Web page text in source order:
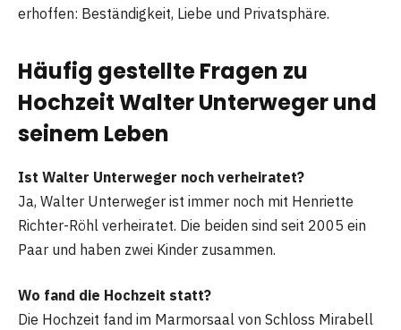
erhoffen: Beständigkeit, Liebe und Privatsphäre.
Häufig gestellte Fragen zu
Hochzeit Walter Unterweger und
seinem Leben
Ist Walter Unterweger noch verheiratet?
Ja, Walter Unterweger ist immer noch mit Henriette
Richter-Röhl verheiratet. Die beiden sind seit 2005 ein
Paar und haben zwei Kinder zusammen.
Wo fand die Hochzeit statt?
Die Hochzeit fand im Marmorsaal von Schloss Mirabell